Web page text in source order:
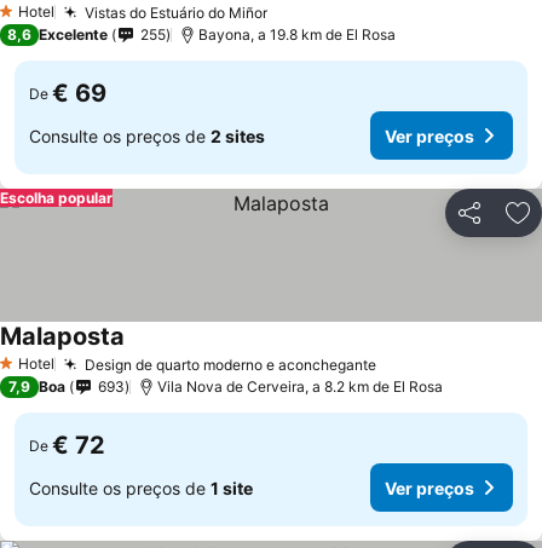
1 Estrelas
Hotel Vistas do Estuário do Miñor
8,6 Excelente 255 Bayona, a 19.8 km de El Rosa
De € 69
Consulte os preços de 2 sites Ver preços
Partilhar
Escolha popular
1 Estrelas
Hotel Design de quarto moderno e aconchegante
Malaposta
7,9 Boa 693 Vila Nova de Cerveira, a 8.2 km de El Rosa
De € 72
Consulte os preços de 1 site Ver preços